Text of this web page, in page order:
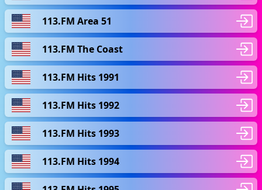
113.FM Area 51
113.FM The Coast
113.FM Hits 1991
113.FM Hits 1992
113.FM Hits 1993
113.FM Hits 1994